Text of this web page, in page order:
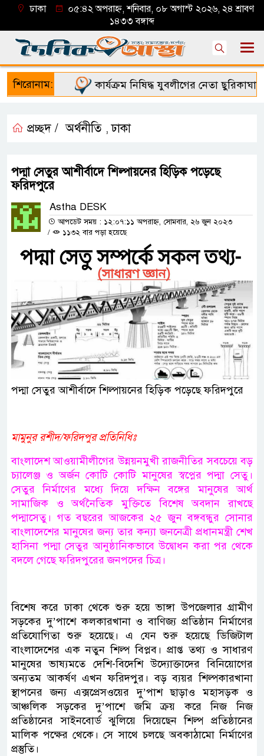
ঢাকা
০৫:৪২ অপরাহ্ন, শনিবার, ০৮ অগাস্ট ২০২৬, ২৪ শ্রাবণ
১৪৩৩ বঙ্গাব্দ
শিরোনাম: কার্যক্রম নিষিদ্ধ যুবলীগের নেতা ছুরিকাঘাতে
প্রচ্ছদ / অর্থনীতি ,ঢাকা
পদ্মা সেতুর আশীর্বাদে শিল্পায়নের হিড়িক পড়েছে
ফরিদপুরে
Astha DESK
আপডেট সময় : ১২:০৭:১১ অপরাহ্ন, সোমবার, ২৬ জুন ২০২৩
/
১১৩২ বার পড়া হয়েছে
পদ্মা সেতুর আশীর্বাদে শিল্পায়নের হিড়িক পড়েছে ফরিদপুরে
মামুনুর রশীদ/ফরিদপুর প্রতিনিধিঃ
বাংলাদেশ আওয়ামীলীগের উন্নয়নমুখী রাজনীতির সবচেয়ে বড়
চ্যালেঞ্জ ও অর্জন কোটি কোটি মানুষের স্বপ্নের পদ্মা সেতু।
সেতুর নির্মাণের মধ্যে দিয়ে দক্ষিন বঙ্গের মানুষের আর্থ
সামাজিক ও অর্থনৈতিক মুক্তিতে বিশেষ অবদান রাখছে
পদ্মাসেতু। গত বছরের আজকের ২৫ জুন বঙ্গবন্ধুর সোনার
বাংলাদেশের মানুষের জন্য তার কন্যা জননেত্রী প্রধানমন্ত্রী শেখ
হাসিনা পদ্মা সেতুর আনুষ্ঠানিকভাবে উদ্বোধন করা পর থেকে
বদলে গেছে ফরিদপুরের জনপদের চিত্র।
বিশেষ করে ঢাকা থেকে শুরু হয়ে ভাঙ্গা উপজেলার গ্রামীণ
সড়কের দু’পাশে কলকারখানা ও বাণিজ্য প্রতিষ্ঠান নির্মাণের
প্রতিযোগিতা শুরু হয়েছে। এ যেন শুরু হয়েছে ডিজিটাল
বাংলাদেশের এক নতুন শিল্প বিপ্লব। প্রাপ্ত তথ্য ও সাধারণ
মানুষের ভাষ্যমতে দেশি-বিদেশি উদ্যোক্তাদের বিনিয়োগের
অন্যতম আকর্ষণ এখন ফরিদপুর। বড় ব্যয়র শিল্পকারখানা
স্থাপনের জন্য এক্সপ্রেসওয়ের দু’পাশ ছাড়াও মহাসড়ক ও
আঞ্চলিক সড়কের দু’পাশে জমি ক্রয় করে নিজ নিজ
প্রতিষ্ঠানের সাইনবোর্ড ঝুলিয়ে দিয়েছেন শিল্প প্রতিষ্ঠানের
মালিক পক্ষের থেকে। সে সাথে চলছে অবকাঠামো নির্মাণের
প্রস্তুতি।